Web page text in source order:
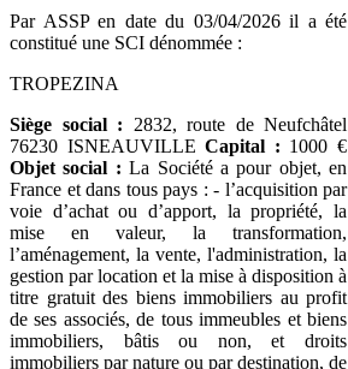
Par ASSP en date du 03/04/2026 il a été
constitué une SCI dénommée :
TROPEZINA
Siège social : 2832, route de Neufchâtel
76230 ISNEAUVILLECapital : 1000 €
Objet social : La Société a pour objet, en
France et dans tous pays : - l’acquisition par
voie d’achat ou d’apport, la propriété, la
mise en valeur, la transformation,
l’aménagement, la vente, l'administration, la
gestion par location et la mise à disposition à
titre gratuit des biens immobiliers au profit
de ses associés, de tous immeubles et biens
immobiliers, bâtis ou non, et droits
immobiliers par nature ou par destination, de